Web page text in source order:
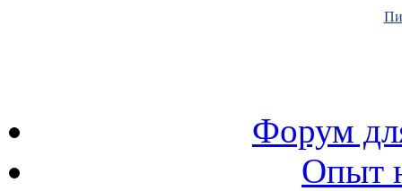
Форум
Опыт